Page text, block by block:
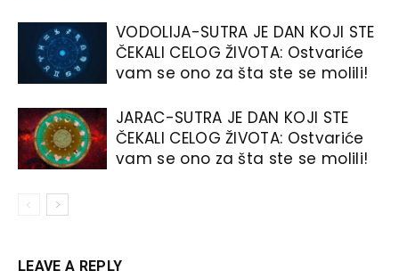
VODOLIJA-SUTRA JE DAN KOJI STE
ČEKALI CELOG ŽIVOTA: Ostvariće
vam se ono za šta ste se molili!
JARAC-SUTRA JE DAN KOJI STE
ČEKALI CELOG ŽIVOTA: Ostvariće
vam se ono za šta ste se molili!
LEAVE A REPLY